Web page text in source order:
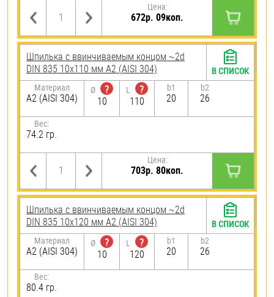
Цена:
672р. 09коп.
Шпилька c ввинчиваемым концом ~2d
DIN 835 10х110 мм А2 (AISI 304)
Материал
А2 (AISI 304)
Ø
?
10
L
?
110
b1
20
b2
26
Вес:
74.2 гр.
Цена:
703р. 80коп.
В СПИСОК
Шпилька c ввинчиваемым концом ~2d
DIN 835 10х120 мм А2 (AISI 304)
Материал
А2 (AISI 304)
Ø
?
10
L
?
120
b1
20
b2
26
Вес:
80.4 гр.
В СПИСОК